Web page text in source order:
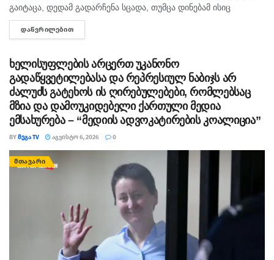
გაიტაცა, დედამ გადარჩენა სცადა, თუმცა დინებამ ისიც
გაიტაცა. ბავშვის ცხედარი ადგილობრივმა იპოვა და
მდინარიდან ამოასვენა. დედის სამძებრო-სამაშველო
ᲓᲐᲬᲕᲠᲘᲚᲔᲑᲘᲗ
ხელისუფლების არცერთ უკანონო
გადაწყვეტილებასა და რეპრესიულ ნაბიჯს არ
ძალუძს გატეხოს ის ღირებულებები, რომლებსაც
მზია და დამოუკიდებელი ქართული მედია
ემსახურება – “მედიის ადვოკატირების კოალიცია”
BYᲛᲔᲒᲐ TV ᲐᲒᲕᲘᲡᲢᲝ 6, 2026 0
ᲛᲗᲐᲕᲐᲠᲘ